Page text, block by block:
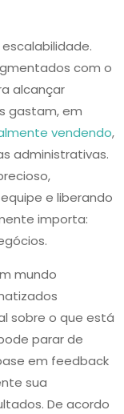
com o
alcançar
gastam, em
vendendo,
administrativas.
e liberando
importa:
mundo
sobre o que está
parar de
em feedback
sua
De acordo